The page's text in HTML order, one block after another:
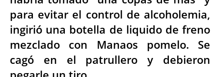
para evitar el control de alcoholemia,
ingirió una botella de liquido de freno
mezclado con Manaos pomelo. Se
cagó en el patrullero y debieron